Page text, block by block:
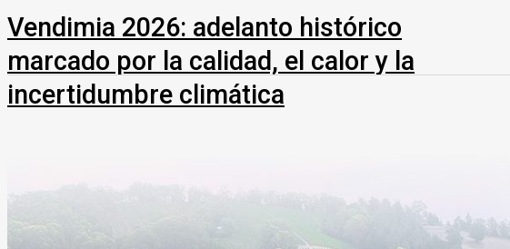
Vendimia 2026: adelanto histórico
marcado por la calidad, el calor y la
incertidumbre climática